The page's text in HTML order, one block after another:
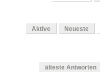
Aktive Neueste
älteste Antworten